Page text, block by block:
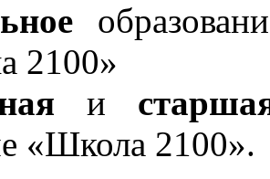
2100»
и
«Школа 2100».